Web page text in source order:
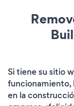
Si tiene su sitio
funcionamiento,
en la